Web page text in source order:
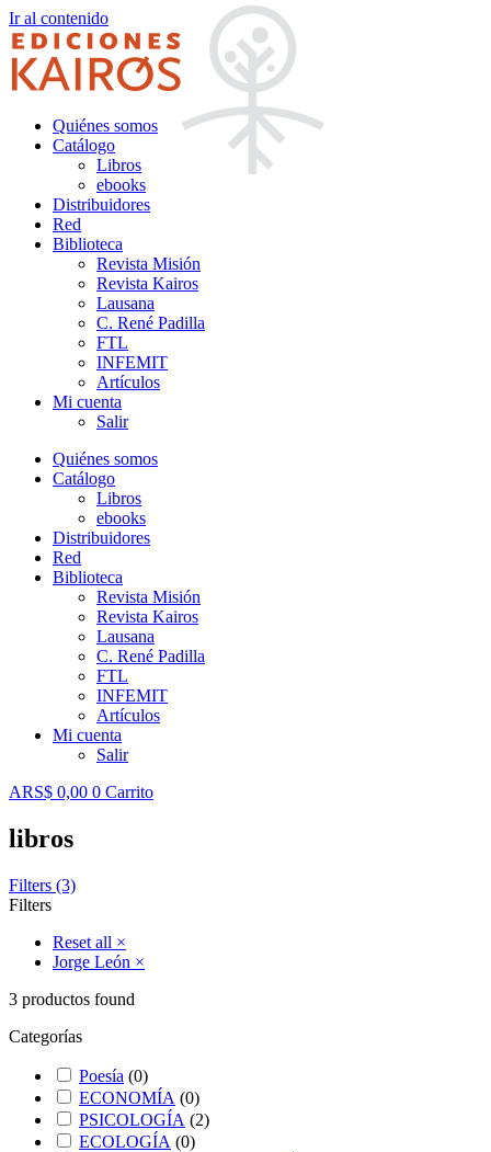
Ir al contenido
Quiénes somos
Catálogo
Libros
ebooks
Distribuidores
Red
Biblioteca
Revista Misión
Revista Kairos
Lausana
C. René Padilla
FTL
INFEMIT
Artículos
Mi cuenta
Salir
Quiénes somos
Catálogo
Libros
ebooks
Distribuidores
Red
Biblioteca
Revista Misión
Revista Kairos
Lausana
C. René Padilla
FTL
INFEMIT
Artículos
Mi cuenta
Salir
ARS$ 0,00 0 Carrito
libros
Filters (3)
Filters
Reset all ×
Jorge León ×
3 productos found
Categorías
Poesía (0)
ECONOMÍA (0)
PSICOLOGÍA (2)
ECOLOGÍA (0)